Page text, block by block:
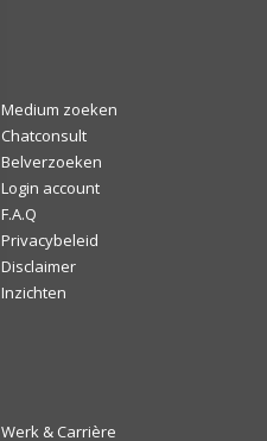
Medium zoeken
Chatconsult
Belverzoeken
Login account
F.A.Q
Privacybeleid
Disclaimer
Inzichten
Werk & Carrière